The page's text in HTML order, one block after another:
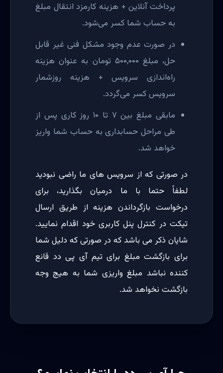
پرداخت آنلاین + هزینه کارمزد انتقال مبلغ
به حساب شما کسر می‌شود.
در صورت عدم وجود مشکل فنی غیر قابل
حل، مبلغ ۵۰۰,۰۰۰ تومان به عنوان هزینه
راه‌اندازی سرویس + هزینه روزشمار
سرویس کسر می‌گردد.
مابقی مبلغ بین ۷ تا ۱۰ روز کاری پس از
طی مراحل حسابداری به حساب شما واریز
خواهد شد.
در صورتی که از سرویس های ما راضی نبودید
لطفاً حتما با ما درمیان بگذارید، برای
درخواست بازگرداندن هزینه از طریق ارسال
تیکت در کنترل پنل کاربری خود اقدام نمایید.
شایان ذکر می باشد که در صورتی که دلیل شما
برای بازگشت مبلغ برای تیم آی پی دد قانع
کننده نباشد مبلغ واریزی شما به هیج وجه
بازگشت نخواهد شد.